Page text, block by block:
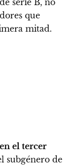
que
mitad.
el tercer
subgénero de